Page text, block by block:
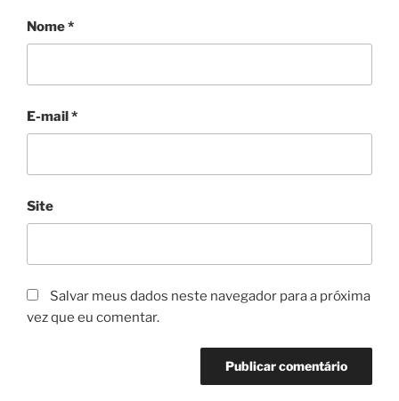
Nome*
E-mail*
Site
Salvar meus dados neste navegador para a próxima
vez que eu comentar.